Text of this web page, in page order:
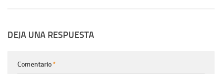
DEJA UNA RESPUESTA
Comentario*